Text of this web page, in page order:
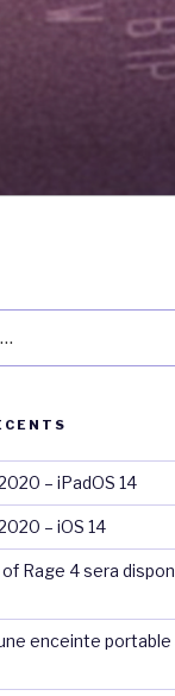
– iPadOS 14
– iOS 14
Rage 4 sera
enceinte portable